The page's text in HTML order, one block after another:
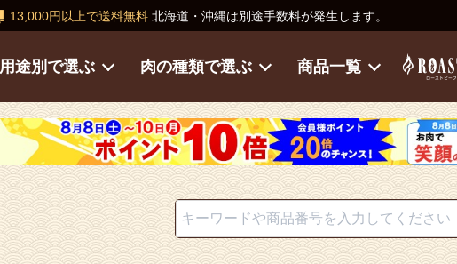
13,000円以上で送料無料 北海道・沖縄は別途手数料が発生します。
用途別で選ぶ 肉の種類で選ぶ 商品一覧